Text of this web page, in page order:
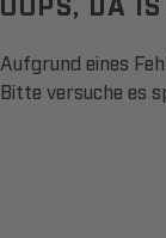
Aufgrund eines
Bitte versuche es